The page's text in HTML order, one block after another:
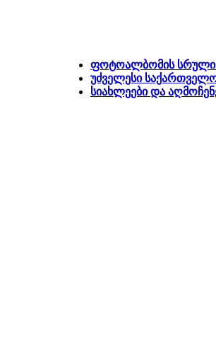
ფოტოალბომის სრული
უძველესი საქართველო
სიახლეები და